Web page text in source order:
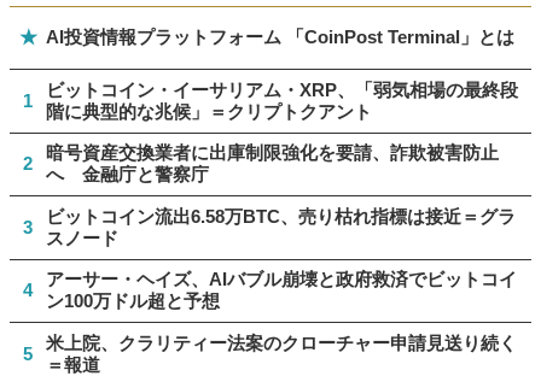
★ AI投資情報プラットフォーム 「CoinPost Terminal」とは
1
ビットコイン・イーサリアム・XRP、「弱気相場の最終段
階に典型的な兆候」＝クリプトクアント
2
暗号資産交換業者に出庫制限強化を要請、詐欺被害防止
へ 金融庁と警察庁
3
ビットコイン流出6.58万BTC、売り枯れ指標は接近＝グラ
スノード
4
アーサー・ヘイズ、AIバブル崩壊と政府救済でビットコイ
ン100万ドル超と予想
5
米上院、クラリティー法案のクローチャー申請見送り続く
＝報道